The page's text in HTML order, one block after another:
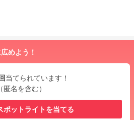
めよう！
当てられています！
（匿名を含む）
ポットライトを当てる